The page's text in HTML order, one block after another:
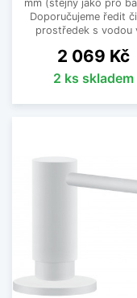
mm (stejný jako pro
Doporučujeme ředit
prostředek s vodou
Cena
2 069 Kč
2 ks skladem